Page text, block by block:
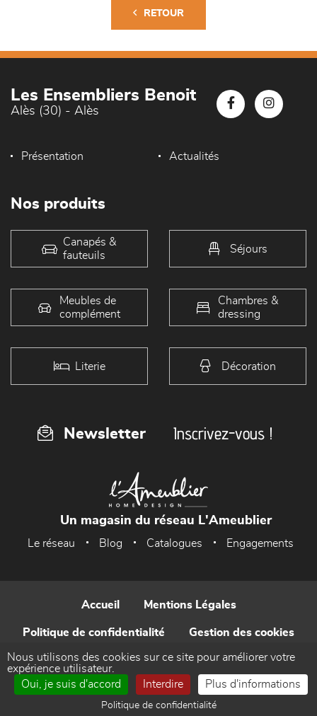
RETOUR
Les Ensembliers Benoit
Alès (30) - Alès
Présentation Actualités
Nos produits
Canapés &
fauteuils
Séjours
Meubles de
complément
Chambres &
dressing
Literie Décoration
Newsletter Inscrivez-vous !
Un magasin du réseau L'Ameublier
Le réseau Blog Catalogues Engagements
Accueil Mentions Légales
Politique de confidentialité Gestion des cookies
Contact
Réalisé par WEB Enseignes
Nous utilisons des cookies sur ce site pour améliorer votre
expérience utilisateur.
Oui, je suis d'accord
Interdire Plus d'informations
Politique de confidentialité